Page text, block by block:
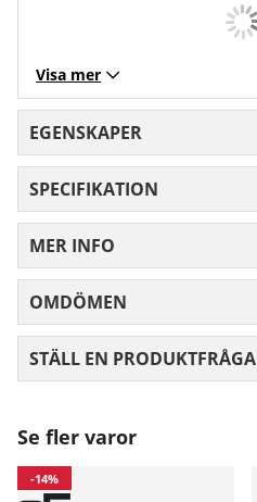
Visa mer
EGENSKAPER
SPECIFIKATION
MER INFO
OMDÖMEN
STÄLL EN PRODUKTFRÅGA
Se fler varor
-14%